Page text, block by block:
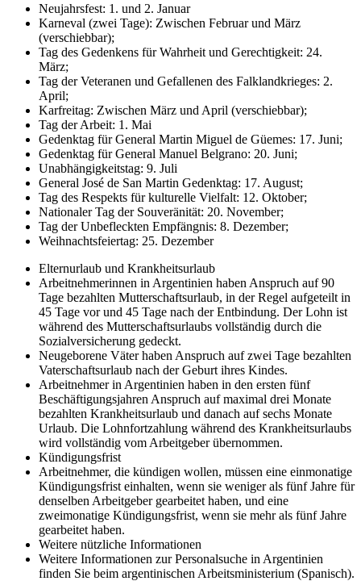
Neujahrsfest: 1. und 2. Januar
Karneval (zwei Tage): Zwischen Februar und März
(verschiebbar);
Tag des Gedenkens für Wahrheit und Gerechtigkeit: 24.
März;
Tag der Veteranen und Gefallenen des Falklandkrieges: 2.
April;
Karfreitag: Zwischen März und April (verschiebbar);
Tag der Arbeit: 1. Mai
Gedenktag für General Martin Miguel de Güemes: 17. Juni;
Gedenktag für General Manuel Belgrano: 20. Juni;
Unabhängigkeitstag: 9. Juli
General José de San Martin Gedenktag: 17. August;
Tag des Respekts für kulturelle Vielfalt: 12. Oktober;
Nationaler Tag der Souveränität: 20. November;
Tag der Unbefleckten Empfängnis: 8. Dezember;
Weihnachtsfeiertag: 25. Dezember
Elternurlaub und Krankheitsurlaub
Arbeitnehmerinnen in Argentinien haben Anspruch auf 90
Tage bezahlten Mutterschaftsurlaub, in der Regel aufgeteilt in
45 Tage vor und 45 Tage nach der Entbindung. Der Lohn ist
während des Mutterschaftsurlaubs vollständig durch die
Sozialversicherung gedeckt.
Neugeborene Väter haben Anspruch auf zwei Tage bezahlten
Vaterschaftsurlaub nach der Geburt ihres Kindes.
Arbeitnehmer in Argentinien haben in den ersten fünf
Beschäftigungsjahren Anspruch auf maximal drei Monate
bezahlten Krankheitsurlaub und danach auf sechs Monate
Urlaub. Die Lohnfortzahlung während des Krankheitsurlaubs
wird vollständig vom Arbeitgeber übernommen.
Kündigungsfrist
Arbeitnehmer, die kündigen wollen, müssen eine einmonatige
Kündigungsfrist einhalten, wenn sie weniger als fünf Jahre für
denselben Arbeitgeber gearbeitet haben, und eine
zweimonatige Kündigungsfrist, wenn sie mehr als fünf Jahre
gearbeitet haben.
Weitere nützliche Informationen
Weitere Informationen zur Personalsuche in Argentinien
finden Sie beim argentinischen Arbeitsministerium (Spanisch).